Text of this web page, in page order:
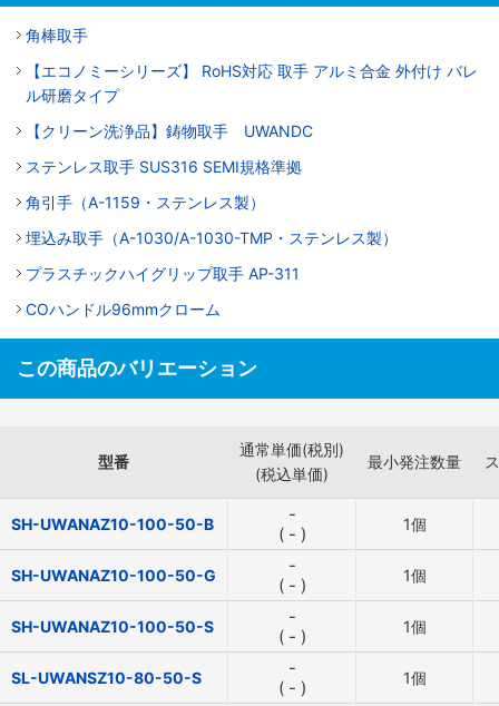
角棒取手
【エコノミーシリーズ】 RoHS対応 取手 アルミ合金 外付け バレ
ル研磨タイプ
【クリーン洗浄品】鋳物取手 UWANDC
ステンレス取手 SUS316 SEMI規格準拠
角引手（A-1159・ステンレス製）
埋込み取手（A-1030/A-1030-TMP・ステンレス製）
プラスチックハイグリップ取手 AP-311
COハンドル96mmクローム
この商品のバリエーション
型番
通常単価(税別)
(税込単価)
最小発注数量
SH-UWANAZ10-100-50-B
-
( - ) 1個
SH-UWANAZ10-100-50-G
-
( - ) 1個
SH-UWANAZ10-100-50-S
-
( - ) 1個
SL-UWANSZ10-80-50-S
-
( - ) 1個